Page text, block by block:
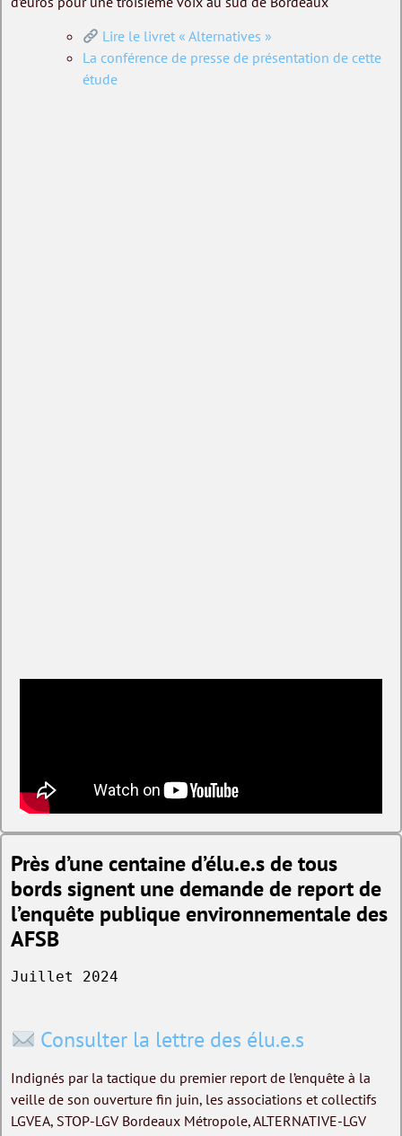
Lire le livret « Alternatives »
La conférence de presse de présentation de cette
étude
Près d’une centaine d’élu.e.s de tous
bords signent une demande de report de
l’enquête publique environnementale des
AFSB
Juillet 2024
Consulter la lettre des élu.e.s
Indignés par la tactique du premier report de l’enquête à la
veille de son ouverture fin juin, les associations et collectifs
LGVEA, STOP-LGV Bordeaux Métropole, ALTERNATIVE-LGV